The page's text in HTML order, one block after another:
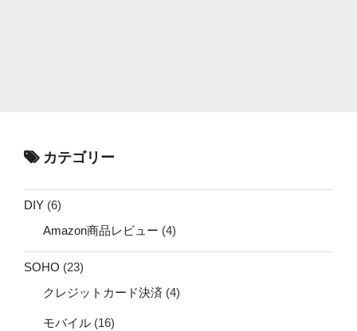
カテゴリー
DIY (6)
Amazon商品レビュー (4)
SOHO (23)
クレジットカード決済 (4)
モバイル (16)